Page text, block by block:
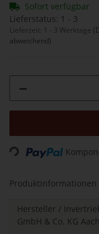
Sofort verfügbar
Lieferstatus: 1 - 3
Lieferzeit: 1 - 3 Werktage
abweichend)
Loading...
Produktinformationen
Hersteller /
GmbH & Co. KG